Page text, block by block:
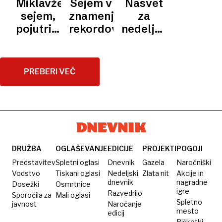
ljubljenčki
morajo
biti
če toča
v nekaj
pridelek«
in
tradicionalno
ponudbo
Miklavžev
sejem,
pojutrišnjem
tudi
sprevod
Sejem v
znamenju
rekordov
Nasvet
za
nedeljski
PREBERI VEČ
DRUŽBA
Predstavitev
Vodstvo
Dosežki
Sporočila za
javnost
OGLAŠEVANJE
Spletni oglasi
Tiskani oglasi
Osmrtnice
Mali oglasi
EDICIJE
Dnevnik
Nedeljski
dnevnik
Razvedrilo
Naročanje
edicij
PROJEKTI
Gazela
Zlata nit
POGOJI
Naročniški
Akcije in
nagradne
igre
Spletno
mesto